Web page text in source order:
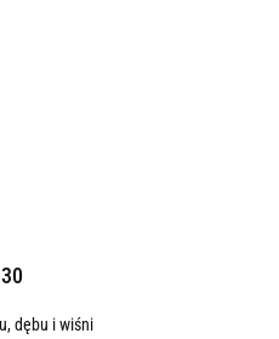
dębu i wiśni